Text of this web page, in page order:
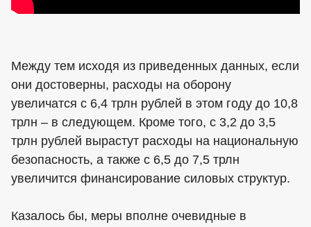
Между тем исходя из приведенных данных, если
они достоверны, расходы на оборону
увеличатся с 6,4 трлн рублей в этом году до 10,8
трлн – в следующем. Кроме того, с 3,2 до 3,5
трлн рублей вырастут расходы на национальную
безопасность, а также с 6,5 до 7,5 трлн
увеличится финансирование силовых структур.
Казалось бы, меры вполне очевидные в